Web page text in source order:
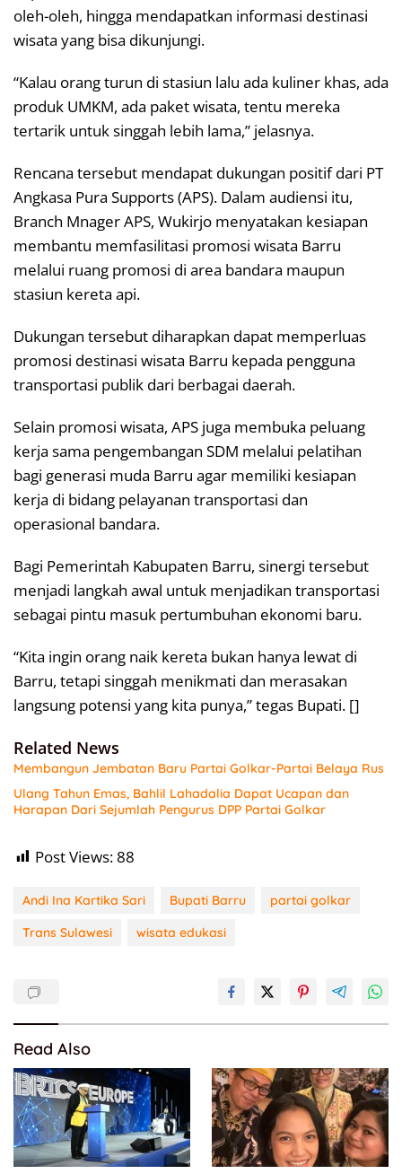
oleh-oleh, hingga mendapatkan informasi destinasi
wisata yang bisa dikunjungi.
“Kalau orang turun di stasiun lalu ada kuliner khas, ada
produk UMKM, ada paket wisata, tentu mereka
tertarik untuk singgah lebih lama,” jelasnya.
Rencana tersebut mendapat dukungan positif dari PT
Angkasa Pura Supports (APS). Dalam audiensi itu,
Branch Mnager APS, Wukirjo menyatakan kesiapan
membantu memfasilitasi promosi wisata Barru
melalui ruang promosi di area bandara maupun
stasiun kereta api.
Dukungan tersebut diharapkan dapat memperluas
promosi destinasi wisata Barru kepada pengguna
transportasi publik dari berbagai daerah.
Selain promosi wisata, APS juga membuka peluang
kerja sama pengembangan SDM melalui pelatihan
bagi generasi muda Barru agar memiliki kesiapan
kerja di bidang pelayanan transportasi dan
operasional bandara.
Bagi Pemerintah Kabupaten Barru, sinergi tersebut
menjadi langkah awal untuk menjadikan transportasi
sebagai pintu masuk pertumbuhan ekonomi baru.
“Kita ingin orang naik kereta bukan hanya lewat di
Barru, tetapi singgah menikmati dan merasakan
langsung potensi yang kita punya,” tegas Bupati. []
Related News
Membangun Jembatan Baru Partai Golkar-Partai Belaya Rus
Ulang Tahun Emas, Bahlil Lahadalia Dapat Ucapan dan
Harapan Dari Sejumlah Pengurus DPP Partai Golkar
Post Views:88
Andi Ina Kartika Sari Bupati Barru
partai golkar
Trans Sulawesi
wisata edukasi
Read Also